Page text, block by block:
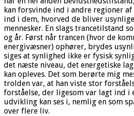
kan forsvinde ind i andre regioner
ind i dem, hvorved de bliver
mennesker. En slags trancetilstand
og år. Først når trancen (hvor de
energivæsner) ophører, brydes
siges at synlighed ikke er fysisk
det næste niveau, det energetiske
kan opleves. Det som berørte mig
trolden var, at han viste stor
forståelse, der ligesom var lagt ind i
udvikling kan ses i, nemlig en som
over flere liv.